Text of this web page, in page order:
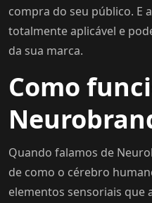
compra do seu público. E
totalmente aplicável e
da sua marca.
Como
Quando falamos de
de como o cérebro
elementos sensoriais que